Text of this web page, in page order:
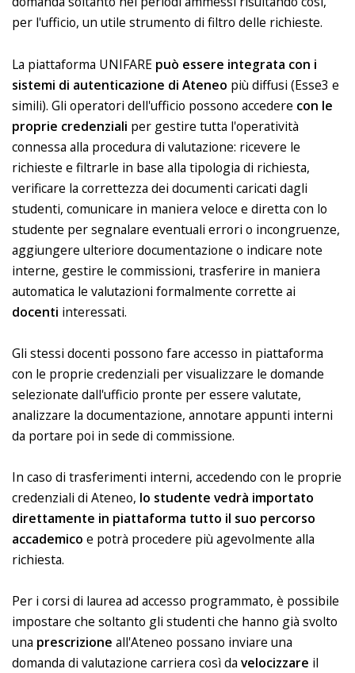
per l'ufficio, un utile strumento di filtro delle richieste.
La piattaforma UNIFARE può essere integrata con i
sistemi di autenticazione di Ateneo più diffusi (Esse3 e
simili). Gli operatori dell'ufficio possono accedere con le
proprie credenziali per gestire tutta l'operatività
connessa alla procedura di valutazione: ricevere le
richieste e filtrarle in base alla tipologia di richiesta,
verificare la correttezza dei documenti caricati dagli
studenti, comunicare in maniera veloce e diretta con lo
studente per segnalare eventuali errori o incongruenze,
aggiungere ulteriore documentazione o indicare note
interne, gestire le commissioni, trasferire in maniera
automatica le valutazioni formalmente corrette ai
docenti interessati.
Gli stessi docenti possono fare accesso in piattaforma
con le proprie credenziali per visualizzare le domande
selezionate dall'ufficio pronte per essere valutate,
analizzare la documentazione, annotare appunti interni
da portare poi in sede di commissione.
In caso di trasferimenti interni, accedendo con le proprie
credenziali di Ateneo, lo studente vedrà importato
direttamente in piattaforma tutto il suo percorso
accademico e potrà procedere più agevolmente alla
richiesta.
Per i corsi di laurea ad accesso programmato, è possibile
impostare che soltanto gli studenti che hanno già svolto
una prescrizione all'Ateneo possano inviare una
domanda di valutazione carriera così da velocizzare il